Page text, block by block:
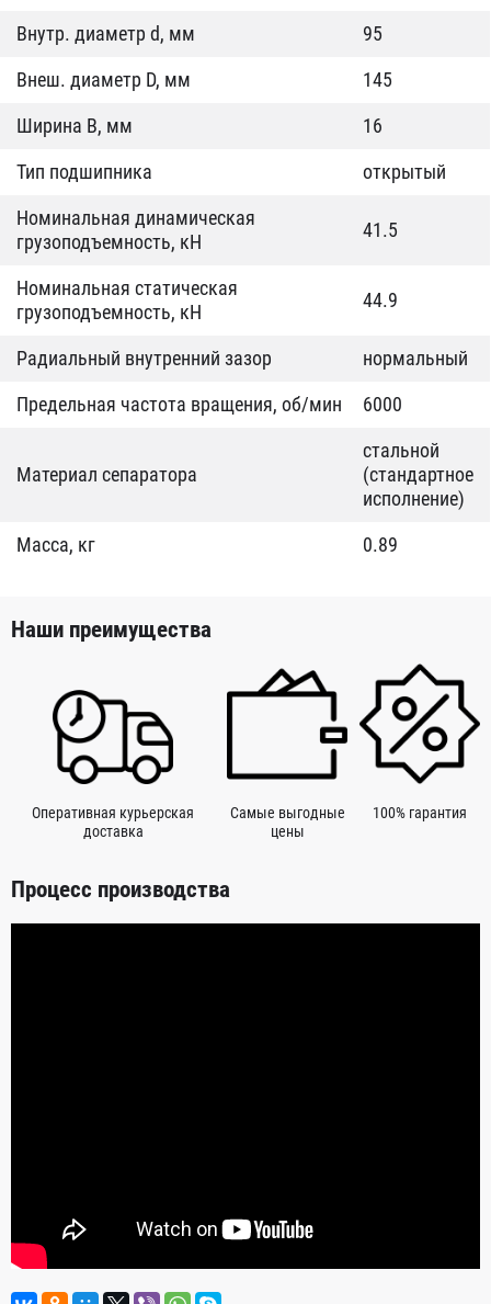
Внутр. диаметр d, мм
95
Внеш. диаметр D, мм
145
Ширина B, мм
16
Тип подшипника
открытый
Номинальная динамическая
грузоподъемность, кН
41.5
Номинальная статическая
грузоподъемность, кН
44.9
Радиальный внутренний зазор
нормальный
Предельная частота вращения, об/мин
6000
Материал сепаратора
стальной
(стандартное
исполнение)
Масса, кг
0.89
Наши преимущества
Оперативная курьерская
доставка
Самые выгодные
цены
100% гарантия
Процесс производства